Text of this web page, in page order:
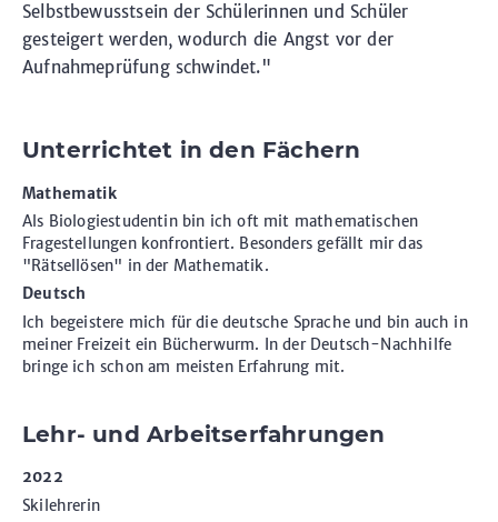
Selbstbewusstsein der Schülerinnen und Schüler
gesteigert werden, wodurch die Angst vor der
Aufnahmeprüfung schwindet."
Unterrichtet in den Fächern
Mathematik
Als Biologiestudentin bin ich oft mit mathematischen
Fragestellungen konfrontiert. Besonders gefällt mir das
"Rätsellösen" in der Mathematik.
Deutsch
Ich begeistere mich für die deutsche Sprache und bin auch in
meiner Freizeit ein Bücherwurm. In der Deutsch-Nachhilfe
bringe ich schon am meisten Erfahrung mit.
Lehr- und Arbeitserfahrungen
2022
Skilehrerin